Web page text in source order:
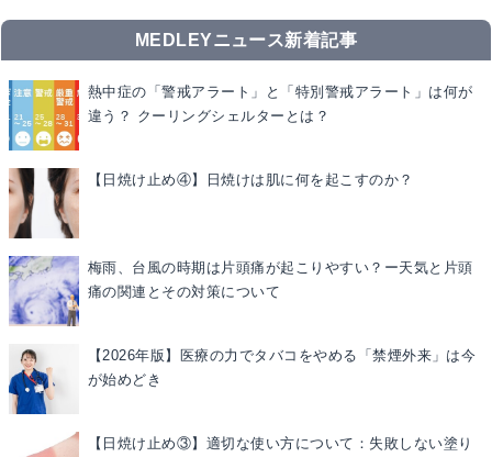
MEDLEYニュース新着記事
熱中症の「警戒アラート」と「特別警戒アラート」は何が
違う？ クーリングシェルターとは？
【日焼け止め④】日焼けは肌に何を起こすのか？
梅雨、台風の時期は片頭痛が起こりやすい？ー天気と片頭
痛の関連とその対策について
【2026年版】医療の力でタバコをやめる「禁煙外来」は今
が始めどき
【日焼け止め③】適切な使い方について：失敗しない塗り